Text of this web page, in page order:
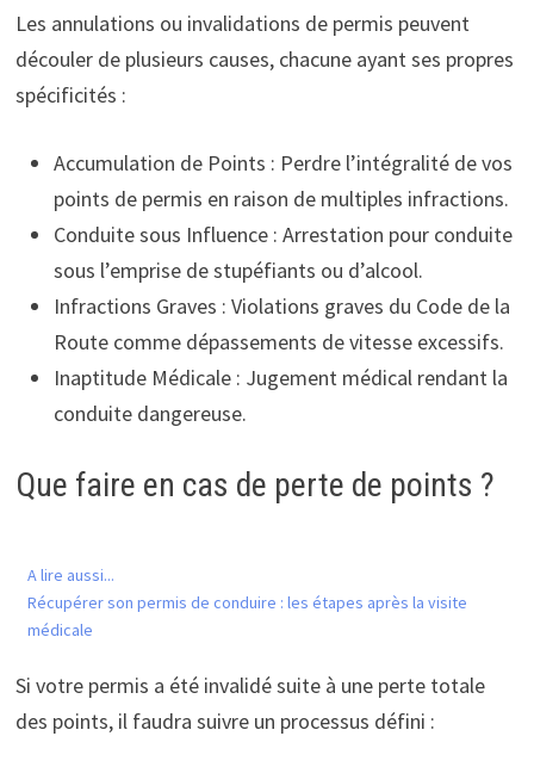
Les annulations ou invalidations de permis peuvent
découler de plusieurs causes, chacune ayant ses propres
spécificités :
Accumulation de Points : Perdre l’intégralité de vos
points de permis en raison de multiples infractions.
Conduite sous Influence : Arrestation pour conduite
sous l’emprise de stupéfiants ou d’alcool.
Infractions Graves : Violations graves du Code de la
Route comme dépassements de vitesse excessifs.
Inaptitude Médicale : Jugement médical rendant la
conduite dangereuse.
Que faire en cas de perte de points ?
A lire aussi...
Récupérer son permis de conduire : les étapes après la visite
médicale
Si votre permis a été invalidé suite à une perte totale
des points, il faudra suivre un processus défini :